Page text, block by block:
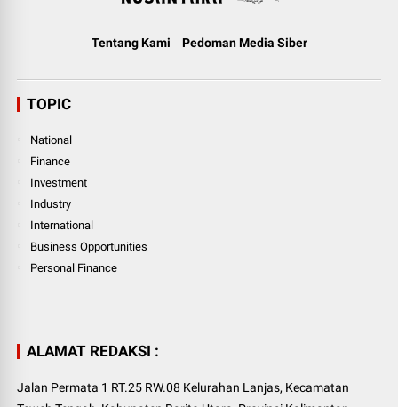
Tentang Kami Pedoman Media Siber
TOPIC
National
Finance
Investment
Industry
International
Business Opportunities
Personal Finance
ALAMAT REDAKSI :
Jalan Permata 1 RT.25 RW.08 Kelurahan Lanjas, Kecamatan